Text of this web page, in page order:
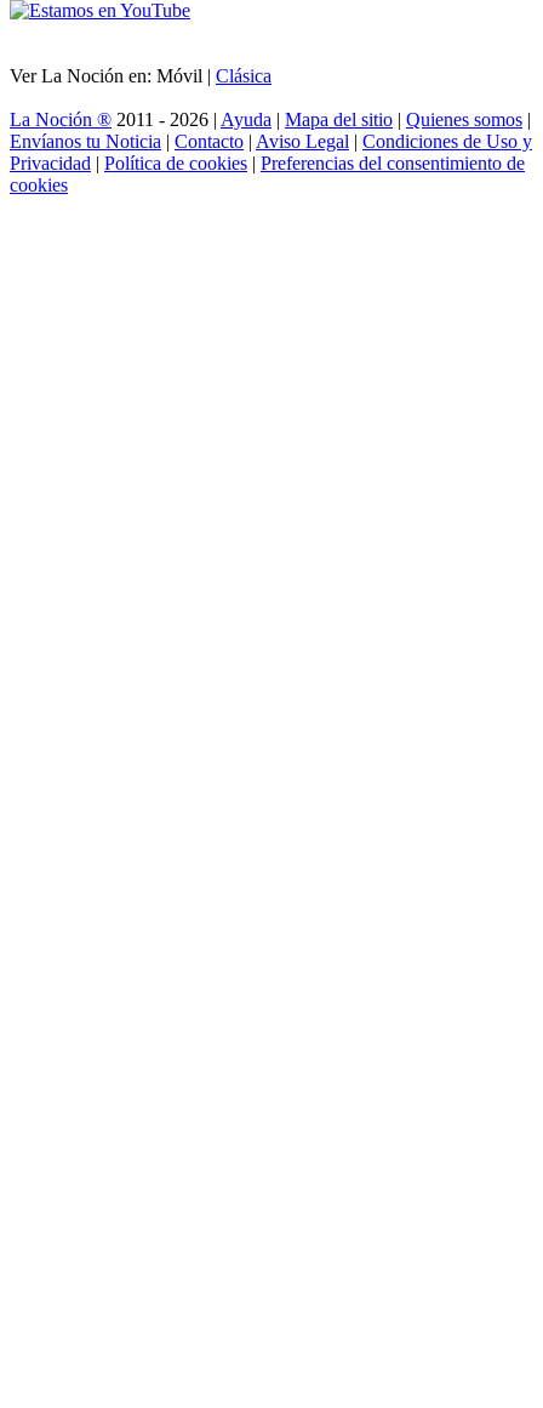
Ver La Noción en: Móvil | Clásica
La Noción ® 2011 - 2026 | Ayuda | Mapa del sitio | Quienes somos |
Envíanos tu Noticia | Contacto | Aviso Legal | Condiciones de Uso y
Privacidad | Política de cookies | Preferencias del consentimiento de
cookies